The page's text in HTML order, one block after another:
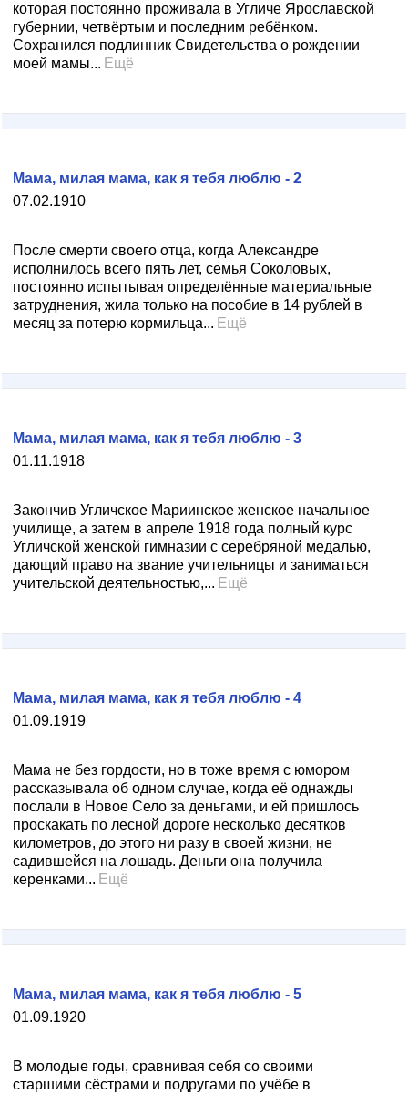
которая постоянно проживала в Угличе Ярославской
губернии, четвёртым и последним ребёнком.
Сохранился подлинник Свидетельства о рождении
моей мамы... Ещё
07.02.1910
Мама, милая мама, как я тебя люблю - 2
После смерти своего отца, когда Александре
исполнилось всего пять лет, семья Соколовых,
постоянно испытывая определённые материальные
затруднения, жила только на пособие в 14 рублей в
месяц за потерю кормильца... Ещё
01.11.1918
Мама, милая мама, как я тебя люблю - 3
Закончив Угличское Мариинское женское начальное
училище, а затем в апреле 1918 года полный курс
Угличской женской гимназии с серебряной медалью,
дающий право на звание учительницы и заниматься
учительской деятельностью,... Ещё
01.09.1919
Мама, милая мама, как я тебя люблю - 4
Мама не без гордости, но в тоже время с юмором
рассказывала об одном случае, когда её однажды
послали в Новое Село за деньгами, и ей пришлось
проскакать по лесной дороге несколько десятков
километров, до этого ни разу в своей жизни, не
садившейся на лошадь. Деньги она получила
керенками... Ещё
01.09.1920
Мама, милая мама, как я тебя люблю - 5
В молодые годы, сравнивая себя со своими
старшими сёстрами и подругами по учёбе в